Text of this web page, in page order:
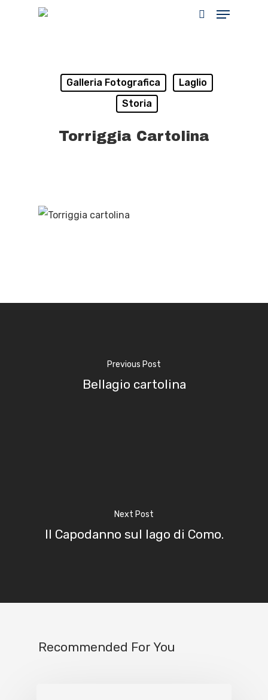
Hit enter to search or ESC to close
Galleria Fotografica
Laglio
Storia
Torriggia Cartolina
Previous Post
Bellagio cartolina
Next Post
Il Capodanno sul lago di Como.
Recommended For You